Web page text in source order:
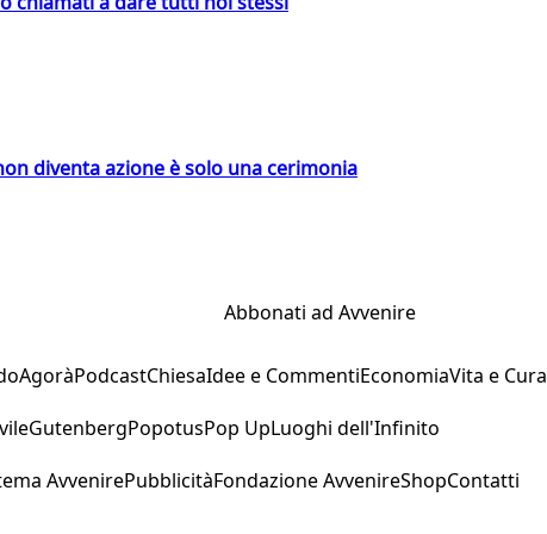
diventa azione è solo una cerimonia
Abbonati ad Avvenire
AgoràPodcastChiesaIdee e CommentiEconomiaVita e Cura
GutenbergPopotusPop UpLuoghi dell'Infinito
AvvenirePubblicitàFondazione AvvenireShopContatti